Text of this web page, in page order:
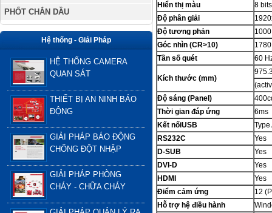
PHỐT CHẮN DẦU
Hệ thống - Giải Pháp
HỆ THỐNG CAMERA
QUAN SÁT
THIẾT BỊ AN NINH BÁO
ĐỘNG
GIẢI PHÁP BÁO ĐỘNG
CHỐNG ĐỘT NHẬP
GIẢI PHÁP PHÒNG
CHÁY - CHỮA CHÁY
Hiển thị màu
8 bits
Độ phân giải
Độ tương phản
Góc nhìn (CR>10)
1780
Tần số quét
60
Kích thước (mm)
Độ sáng (Panel)
Thời gian đáp ứng
6ms
Kết nốiUSB
Type
RS232C
Yes
D-SUB
Yes
DVI-D
Yes
HDMI
Yes
Điểm cảm ứng
12
Hỗ trợ hệ điều hành